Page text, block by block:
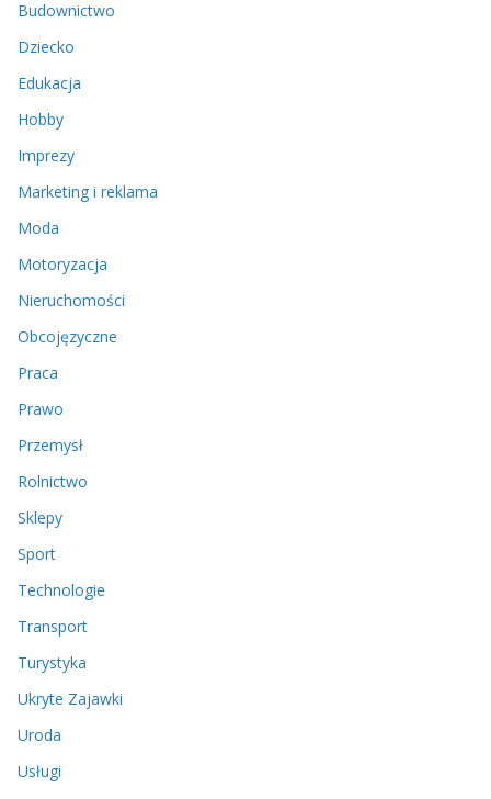
Budownictwo
Dziecko
Edukacja
Hobby
Imprezy
Marketing i reklama
Moda
Motoryzacja
Nieruchomości
Obcojęzyczne
Praca
Prawo
Przemysł
Rolnictwo
Sklepy
Sport
Technologie
Transport
Turystyka
Ukryte Zajawki
Uroda
Usługi